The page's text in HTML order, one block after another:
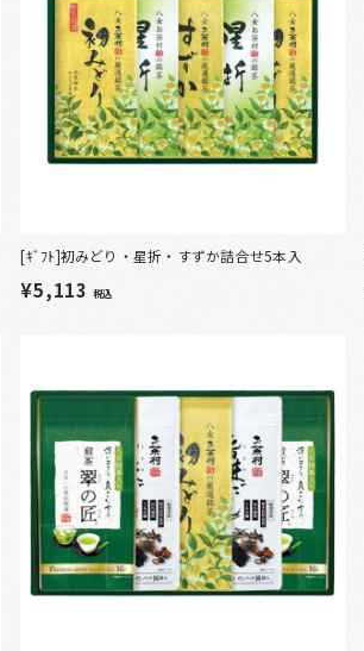
[ｷﾞﾌﾄ]初みどり・星折・すずか詰合せ5本入
¥5,113 税込